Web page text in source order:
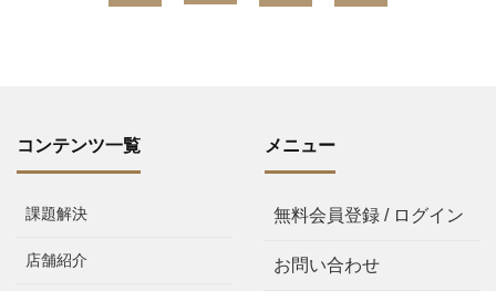
コンテンツ一覧
課題解決
店舗紹介
メニュー
無料会員登録 / ログイン
お問い合わせ